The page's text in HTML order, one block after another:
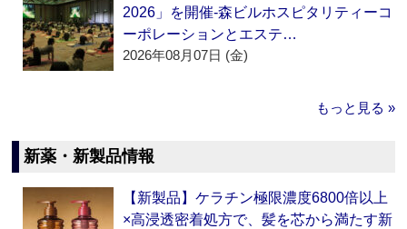
2026」を開催‐森ビルホスピタリティーコ
ーポレーションとエステ…
2026年08月07日 (金)
もっと見る »
新薬・新製品情報
【新製品】ケラチン極限濃度6800倍以上
×高浸透密着処方で、髪を芯から満たす新